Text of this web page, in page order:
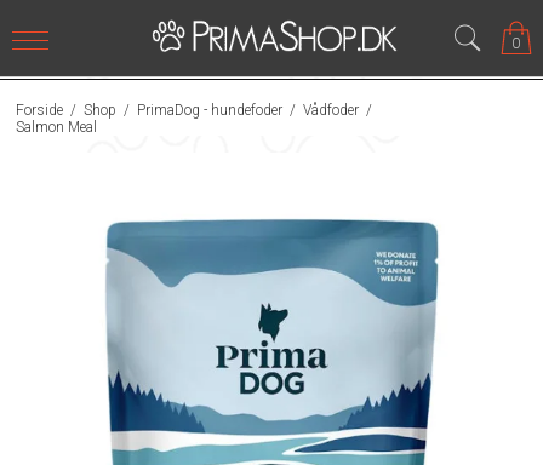
0
Forside / Shop / PrimaDog - hundefoder / Vådfoder /
Salmon Meal